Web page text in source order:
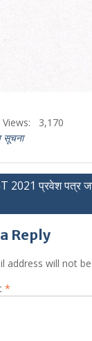
3,170
सूचना
2021 प्रवेश पत्र
Reply
address will not
*